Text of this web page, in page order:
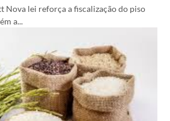
Nova lei reforça a fiscalização do piso
a...